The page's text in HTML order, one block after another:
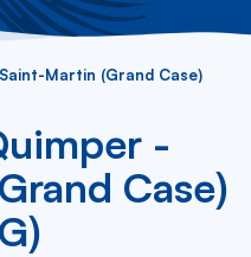
Martin (Grand Case)
-
Case)